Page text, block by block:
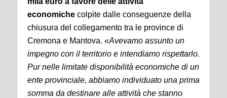
economiche colpite dalle conseguenze della
chiusura del collegamento tra le province di
Cremona e Mantova. «Avevamo assunto un
impegno con il territorio e intendiamo rispettarlo.
Pur nelle limitate disponibilità economiche di un
ente provinciale, abbiamo individuato una prima
somma da destinare alle attività che stanno